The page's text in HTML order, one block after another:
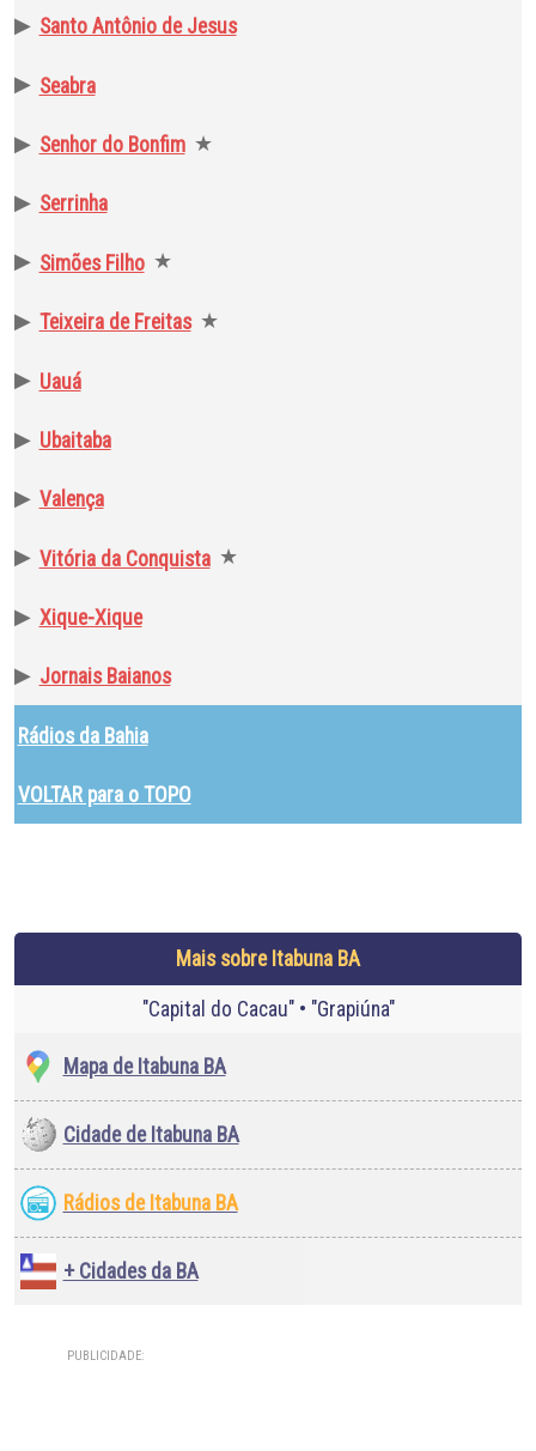
▶ Santo Antônio de Jesus
▶ Seabra
▶ Senhor do Bonfim ★
▶ Serrinha
▶ Simões Filho ★
▶ Teixeira de Freitas ★
▶ Uauá
▶ Ubaitaba
▶ Valença
▶ Vitória da Conquista ★
▶ Xique-Xique
▶ Jornais Baianos
Rádios da Bahia
VOLTAR para o TOPO
Mais sobre Itabuna BA
"Capital do Cacau" • "Grapiúna"
Mapa de Itabuna BA
Cidade de Itabuna BA
Rádios de Itabuna BA
+ Cidades da BA
PUBLICIDADE: